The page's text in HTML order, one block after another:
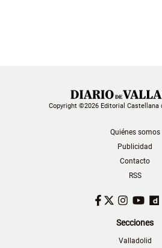
Copyright ©2026 Editorial Castellana
Quiénes somos
Publicidad
Contacto
RSS
Facebook
Twitter
Secciones
Valladolid